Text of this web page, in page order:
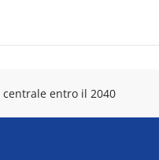
entro il 2040